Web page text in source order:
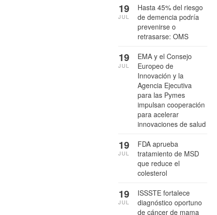
Hasta 45% del riesgo
de demencia podría
prevenirse o
retrasarse: OMS
19
JUL
EMA y el Consejo
Europeo de
Innovación y la
Agencia Ejecutiva
para las Pymes
impulsan cooperación
para acelerar
innovaciones de salud
19
JUL
FDA aprueba
tratamiento de MSD
que reduce el
colesterol
19
JUL
ISSSTE fortalece
diagnóstico oportuno
de cáncer de mama
19
JUL